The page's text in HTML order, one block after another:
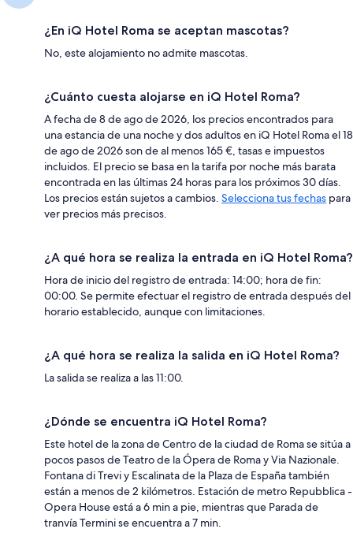
¿En iQ Hotel Roma se aceptan mascotas?
No, este alojamiento no admite mascotas.
¿Cuánto cuesta alojarse en iQ Hotel Roma?
A fecha de 8 de ago de 2026, los precios encontrados para
una estancia de una noche y dos adultos en iQ Hotel Roma el 18
de ago de 2026 son de al menos 165 €, tasas e impuestos
incluidos. El precio se basa en la tarifa por noche más barata
encontrada en las últimas 24 horas para los próximos 30 días.
Los precios están sujetos a cambios. Selecciona tus fechas para
ver precios más precisos.
¿A qué hora se realiza la entrada en iQ Hotel Roma?
Hora de inicio del registro de entrada: 14:00; hora de fin:
00:00. Se permite efectuar el registro de entrada después del
horario establecido, aunque con limitaciones.
¿A qué hora se realiza la salida en iQ Hotel Roma?
La salida se realiza a las 11:00.
¿Dónde se encuentra iQ Hotel Roma?
Este hotel de la zona de Centro de la ciudad de Roma se sitúa a
pocos pasos de Teatro de la Ópera de Roma y Via Nazionale.
Fontana di Trevi y Escalinata de la Plaza de España también
están a menos de 2 kilómetros. Estación de metro Repubblica -
Opera House está a 6 min a pie, mientras que Parada de
tranvía Termini se encuentra a 7 min.